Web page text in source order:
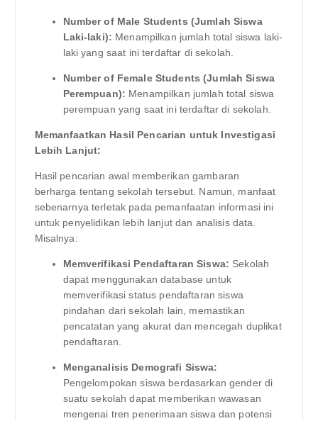
Number of Male Students (Jumlah Siswa
Laki-laki): Menampilkan jumlah total siswa laki-
laki yang saat ini terdaftar di sekolah.
Number of Female Students (Jumlah Siswa
Perempuan): Menampilkan jumlah total siswa
perempuan yang saat ini terdaftar di sekolah.
Memanfaatkan Hasil Pencarian untuk Investigasi
Lebih Lanjut:
Hasil pencarian awal memberikan gambaran
berharga tentang sekolah tersebut. Namun, manfaat
sebenarnya terletak pada pemanfaatan informasi ini
untuk penyelidikan lebih lanjut dan analisis data.
Misalnya:
Memverifikasi Pendaftaran Siswa: Sekolah
dapat menggunakan database untuk
memverifikasi status pendaftaran siswa
pindahan dari sekolah lain, memastikan
pencatatan yang akurat dan mencegah duplikat
pendaftaran.
Menganalisis Demografi Siswa:
Pengelompokan siswa berdasarkan gender di
suatu sekolah dapat memberikan wawasan
mengenai tren penerimaan siswa dan potensi